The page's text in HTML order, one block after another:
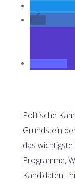
Politische
Grundstein
das
Programme,
Kandidaten.